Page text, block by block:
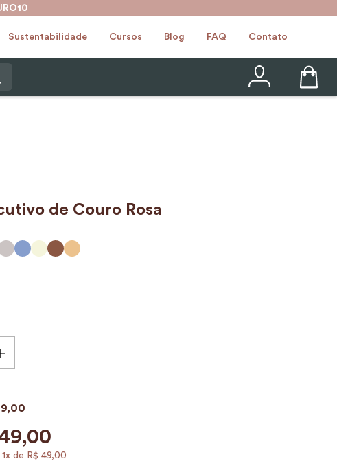
Sustentabilidade Cursos Blog FAQ Contato
de Couro Rosa
,00
,00
1x de R$ 49,00